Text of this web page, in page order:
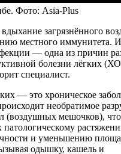
Фото: Asia-Plus
загрязнённого
местного иммунитета.
— одна из причин
болезни лёгких
специалист.
— это хроническое
необратимое
(воздушных мешочков), что
патологическому
и уменьшению
одышку, кашель и